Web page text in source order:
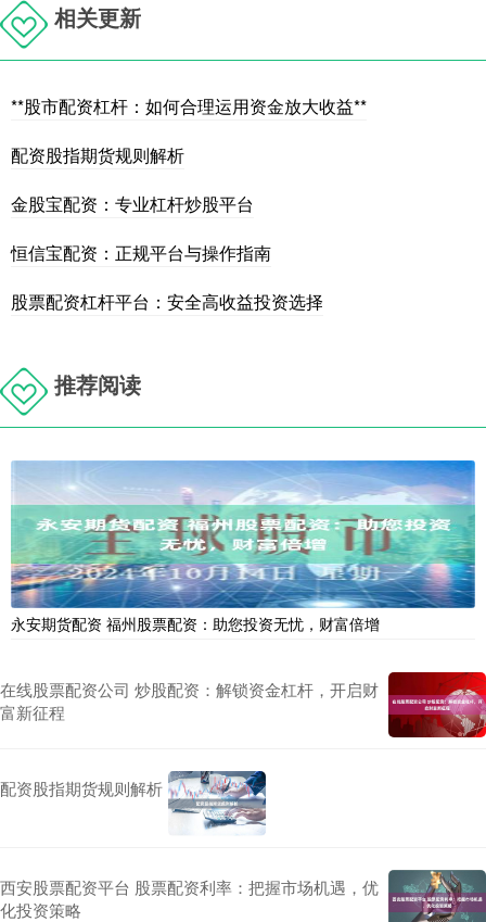
相关更新
**股市配资杠杆：如何合理运用资金放大收益**
配资股指期货规则解析
金股宝配资：专业杠杆炒股平台
恒信宝配资：正规平台与操作指南
股票配资杠杆平台：安全高收益投资选择
推荐阅读
永安期货配资 福州股票配资：助您投资无忧，财富倍增
在线股票配资公司 炒股配资：解锁资金杠杆，开启财
富新征程
配资股指期货规则解析
西安股票配资平台 股票配资利率：把握市场机遇，优
化投资策略